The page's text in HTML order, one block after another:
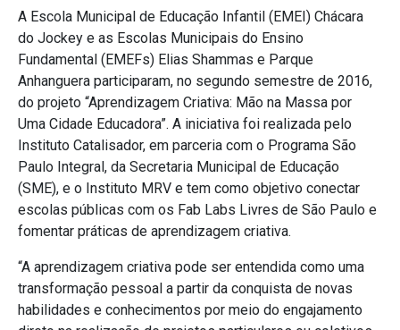
A Escola Municipal de Educação Infantil (EMEI) Chácara
do Jockey e as Escolas Municipais do Ensino
Fundamental (EMEFs) Elias Shammas e Parque
Anhanguera participaram, no segundo semestre de 2016,
do projeto “Aprendizagem Criativa: Mão na Massa por
Uma Cidade Educadora”. A iniciativa foi realizada pelo
Instituto Catalisador, em parceria com o Programa São
Paulo Integral, da Secretaria Municipal de Educação
(SME), e o Instituto MRV e tem como objetivo conectar
escolas públicas com os Fab Labs Livres de São Paulo e
fomentar práticas de aprendizagem criativa.
“A aprendizagem criativa pode ser entendida como uma
transformação pessoal a partir da conquista de novas
habilidades e conhecimentos por meio do engajamento